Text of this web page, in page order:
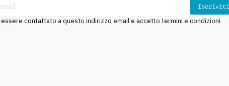
Iscriviti
contattato a questo indirizzo email e accetto termini e condizioni